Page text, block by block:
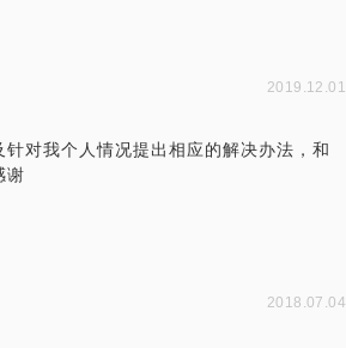
2019.12.01
对我个人情况提出相应的解决办法，和
谢
2018.07.04